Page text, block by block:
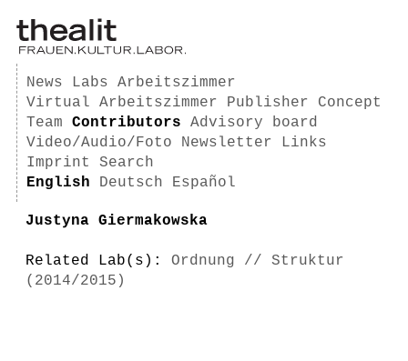
News Labs
Arbeitszimmer
Virtual Arbeitszimmer
Publisher
Concept
Team
Contributors
Advisory board
Video/Audio/Foto
Newsletter
Links
Imprint
Search
English
Deutsch Español
Justyna Giermakowska
Related Lab(s): Ordnung // Struktur
(2014/2015)